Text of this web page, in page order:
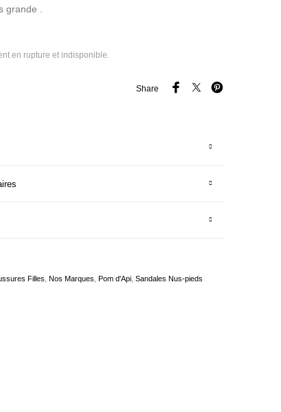
grande .
en rupture et indisponible.
Share
Filles Nos Marques Pom d'Api Sandales Nus-pieds